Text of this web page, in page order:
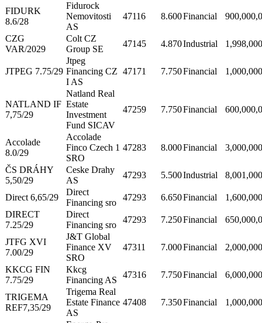
FIDURK
8.6/28
Fidurock
Nemovitosti
AS
47116 8.600Financial
CZG
VAR/2029
Colt CZ
Group SE
47145 4.870Industrial
JTPEG 7.75/29
Jtpeg
Financing CZ
I AS
47171 7.750Financial
NATLAND IF
7,75/29
Natland Real
Estate
Investment
Fund SICAV
47259 7.750Financial
Accolade
8.0/29
Accolade
Finco Czech 1
SRO
47283 8.000Financial
ČS DRÁHY
5,50/29
Ceske Drahy
AS
47293 5.500Industrial
Direct 6,65/29
Direct
Financing sro
47293 6.650Financial
DIRECT
7.25/29
Direct
Financing sro
47293 7.250Financial
JTFG XVI
7.00/29
J&T Global
Finance XV
SRO
47311 7.000Financial
KKCG FIN
7.75/29
Kkcg
Financing AS
47316 7.750Financial
TRIGEMA
REF7,35/29
Trigema Real
Estate Finance
AS
47408 7.350Financial